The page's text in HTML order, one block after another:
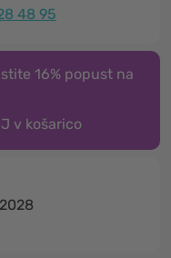
48 95
16% popust na
v košarico